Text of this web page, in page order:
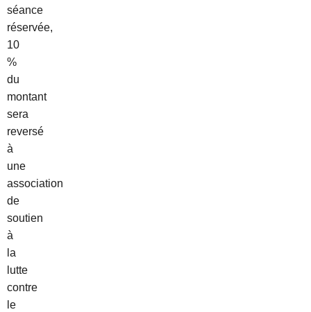
séance
réservée,
10
%
du
montant
sera
reversé
à
une
association
de
soutien
à
la
lutte
contre
le